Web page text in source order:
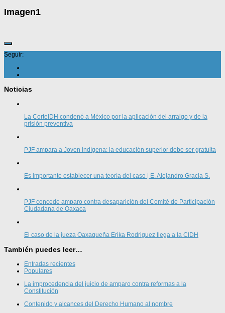
Imagen1
Seguir:
Noticias
La CorteIDH condenó a México por la aplicación del arraigo y de la
prisión preventiva
PJF ampara a Joven indígena: la educación superior debe ser gratuita
Es importante establecer una teoría del caso | E. Alejandro Gracia S.
PJF concede amparo contra desaparición del Comité de Participación
Ciudadana de Oaxaca
El caso de la jueza Oaxaqueña Erika Rodriguez llega a la CIDH
También puedes leer…
Entradas recientes
Populares
La improcedencia del juicio de amparo contra reformas a la
Constitución
Contenido y alcances del Derecho Humano al nombre